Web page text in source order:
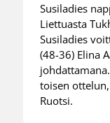
Susiladies
Liettuasta
Susiladies
(48-36) Elina
toisen
Ruotsi.